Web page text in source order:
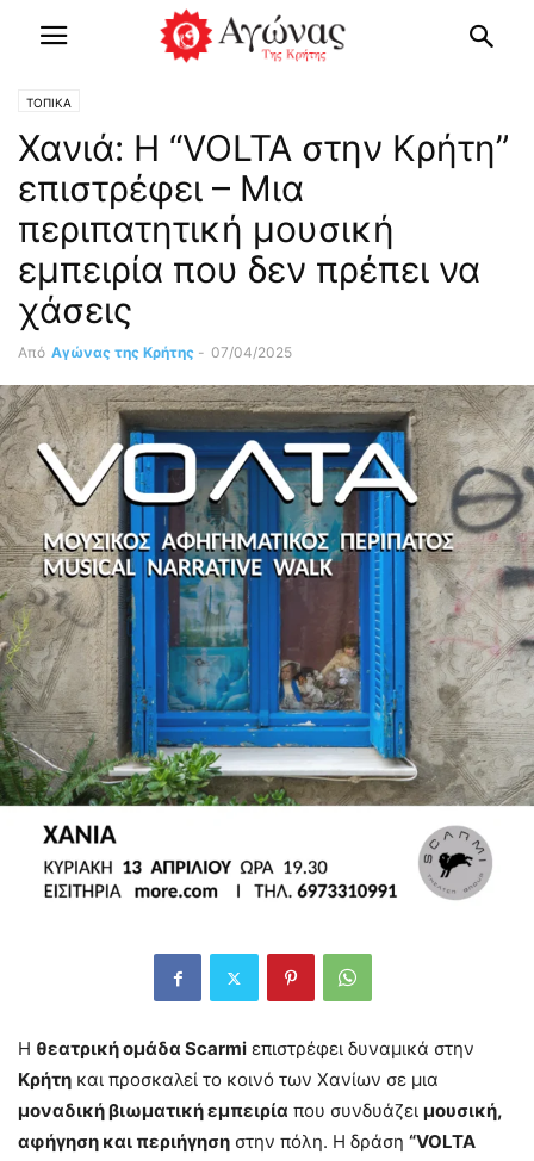
ΤΟΠΙΚΑ
Χανιά: Η “VOLTA στην Κρήτη”
επιστρέφει – Μια
περιπατητική μουσική
εμπειρία που δεν πρέπει να
χάσεις
Από Αγώνας της Κρήτης - 07/04/2025
Η θεατρική ομάδα Scarmi επιστρέφει δυναμικά στην
Κρήτη και προσκαλεί το κοινό των Χανίων σε μια
μοναδική βιωματική εμπειρία που συνδυάζει μουσική,
αφήγηση και περιήγηση στην πόλη. Η δράση “VOLTA